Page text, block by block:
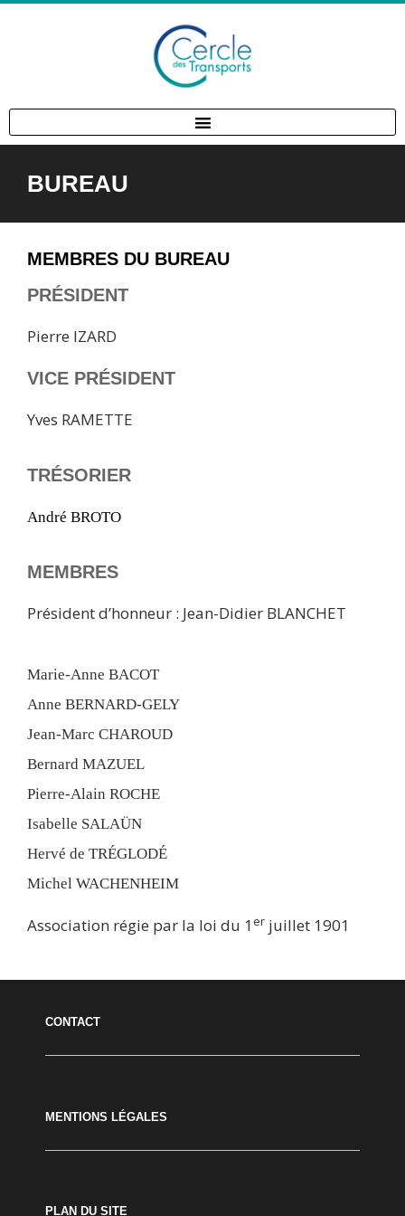
BUREAU
MEMBRES DU BUREAU
PRÉSIDENT
Pierre IZARD
VICE PRÉSIDENT
Yves RAMETTE
TRÉSORIER
André BROTO
MEMBRES
Président d’honneur : Jean-Didier BLANCHET
Marie-Anne BACOT
Anne BERNARD-GELY
Jean-Marc CHAROUD
Bernard MAZUEL
Pierre-Alain ROCHE
Isabelle SALAÜN
Hervé de TRÉGLODÉ
Michel WACHENHEIM
Association régie par la loi du 1 er juillet 1901
CONTACT
MENTIONS LÉGALES
PLAN DU SITE